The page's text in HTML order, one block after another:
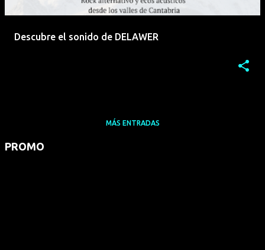
Descubre el sonido de DELAWER
MÁS ENTRADAS
PROMO